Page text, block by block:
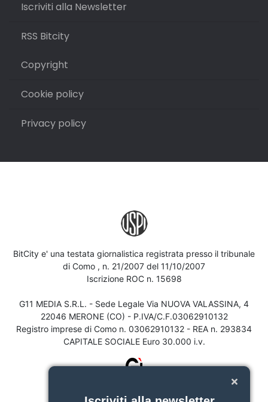
Iscriviti alla Newsletter
RSS Bitcity
Copyright
Cookie policy
Privacy policy
BitCity e' una testata giornalistica registrata presso il tribunale
di Como , n. 21/2007 del 11/10/2007
Iscrizione ROC n. 15698
G11 MEDIA S.R.L. - Sede Legale Via NUOVA VALASSINA, 4
22046 MERONE (CO) - P.IVA/C.F.03062910132
Registro imprese di Como n. 03062910132 - REA n. 293834
CAPITALE SOCIALE Euro 30.000 i.v.